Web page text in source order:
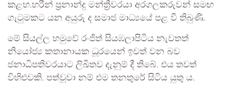
කළහ.හරීන් ප්‍රනාන්දු මන්ත්‍රීවරයා අරගලකරුවන් සමඟ
ගැටුමකට යන අයුරු ද සමාජ මාධ්‍යයේ පළ වී තිබුණි.
මේ සියල්ල හමුවේ රංජිත් සියඹලාපිටිය නැවතත්
නියෝජ්‍ය කතානායක ධූරයෙන් ඉවත් වන බව
ජනාධිපතිවරයාට ලිඛිතව දැනුම් දී තිබේ. එය තවත්
විහිළුවකි. පත්වූවා නම් එම තනතුරේ සිටිය යුතු ය.